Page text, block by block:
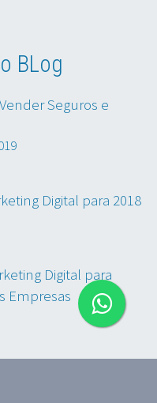
BLog
Seguros e
Digital para 2018
Digital para
Empresas